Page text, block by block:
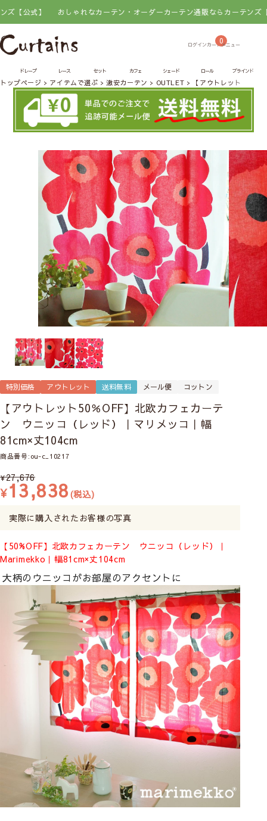
公式】 おしゃれなカーテン・オーダーカーテン通販ならカーテンズ【公式
0
ドレープ レース セット カフェ シェード ロール ブラインド
トップページ アイテムで選ぶ 激安カーテン OUTLET 【アウトレット50％
特別価格 アウトレット 送料無料 メール便 コットン
【アウトレット50％OFF】北欧カフェカーテ
ン ウニッコ（レッド）｜マリメッコ｜幅
81cm×丈104cm
商品番号 ou-c_10217
¥27,676
¥13,838 税込
実際に購入されたお客様の写真
【50%OFF】北欧カフェカーテン ウニッコ（レッド）｜
Marimekko｜幅81cm×丈104cm
大柄のウニッコがお部屋のアクセントに